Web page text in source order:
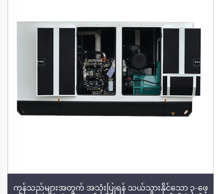
ကုန်သည်များအတွက် အသုံးပြုရန် သယ်သွားနိုင်သော ၃-ဖေ့